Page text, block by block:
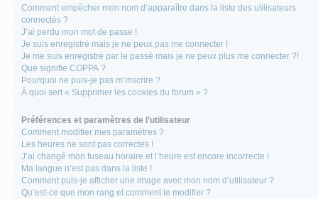
Comment empêcher mon nom d’apparaître dans la liste des utilisateurs
connectés ?
J’ai perdu mon mot de passe !
Je suis enregistré mais je ne peux pas me connecter !
Je me suis enregistré par le passé mais je ne peux plus me connecter ?!
Que signifie COPPA ?
Pourquoi ne puis-je pas m’inscrire ?
À quoi sert « Supprimer les cookies du forum » ?
Préférences et paramètres de l’utilisateur
Comment modifier mes paramètres ?
Les heures ne sont pas correctes !
J’ai changé mon fuseau horaire et l’heure est encore incorrecte !
Ma langue n’est pas dans la liste !
Comment puis-je afficher une image avec mon nom d’utilisateur ?
Qu’est-ce que mon rang et comment le modifier ?